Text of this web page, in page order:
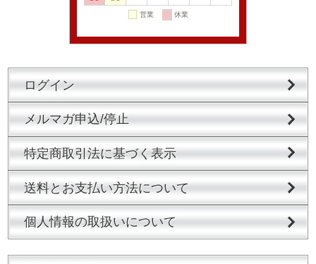
ログイン
メルマガ申込/停止
特定商取引法に基づく表示
送料とお支払い方法について
個人情報の取扱いについて